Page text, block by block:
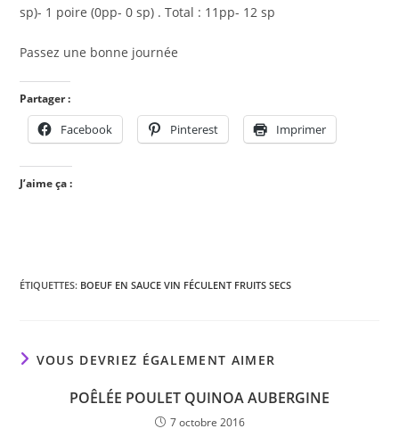
sp)- 1 poire (0pp- 0 sp) . Total : 11pp- 12 sp
Passez une bonne journée
Partager :
Facebook Pinterest Imprimer
J’aime ça :
ÉTIQUETTES: BOEUF EN SAUCE VIN FÉCULENT FRUITS SECS
VOUS DEVRIEZ ÉGALEMENT AIMER
POÊLÉE POULET QUINOA AUBERGINE
7 octobre 2016